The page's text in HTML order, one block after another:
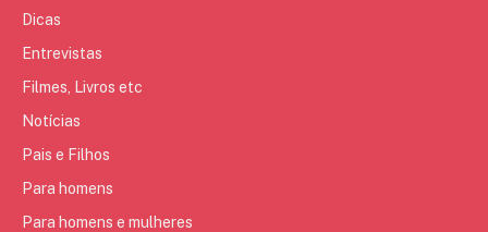
Dicas
Entrevistas
Filmes, Livros etc
Notícias
Pais e Filhos
Para homens
Para homens e mulheres